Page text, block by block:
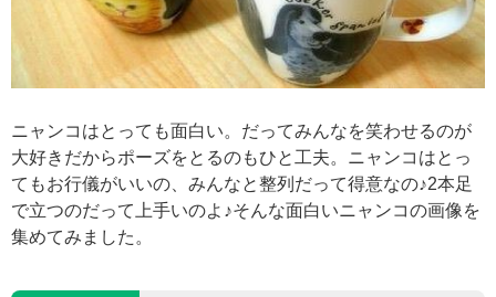
ニャンコはとっても面白い。だってみんなを笑わせるのが
大好きだからポーズをとるのもひと工夫。ニャンコはとっ
てもお行儀がいいの、みんなと整列だって得意なの♪2本足
で立つのだって上手いのよ♪そんな面白いニャンコの画像を
集めてみました。